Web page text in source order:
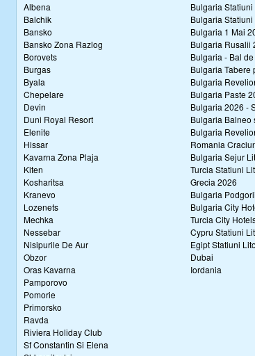
Albena
Balchik
Bansko
Bansko Zona Razlog
Borovets
Burgas
Byala
Chepelare
Devin
Duni Royal Resort
Elenite
Hissar
Kavarna Zona Plaja
Kiten
Kosharitsa
Kranevo
Lozenets
Mechka
Nessebar
Nisipurile De Aur
Obzor
Oras Kavarna
Pamporovo
Pomorie
Primorsko
Ravda
Riviera Holiday Club
Sf Constantin Si Elena
Bulgaria
Bulgaria
Bulgaria 1 Mai
Bulgaria Rusalii
Bulgaria - Bal
Bulgaria Tabere
Bulgaria
Bulgaria Paste
Bulgaria 2026 -
Bulgaria Balneo
Bulgaria
Romania
Bulgaria Sejur
Turcia Statiuni
Grecia 2026
Bulgaria Podgorii
Bulgaria City
Turcia City
Cypru Statiuni
Egipt Statiuni
Dubai
Iordania